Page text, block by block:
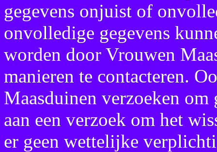
gegevens onjuist of
onvolledige gegevens
worden door Vrouwen
manieren te contacteren.
Maasduinen verzoeken
aan een verzoek om het
er geen wettelijke